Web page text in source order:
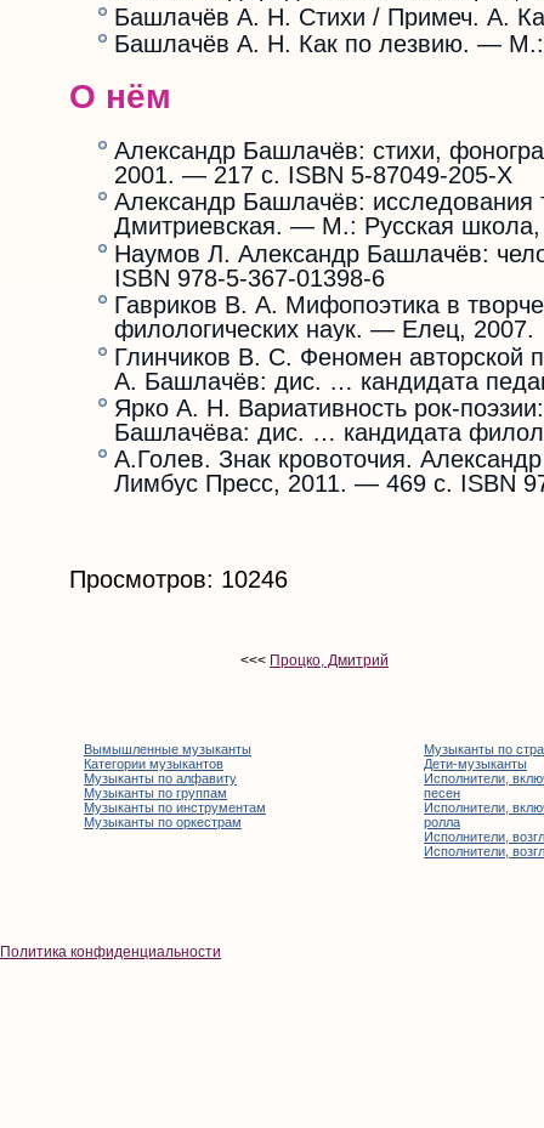
Башлачёв А. Н. Стихи / Примеч. А.
Башлачёв А. Н. Как по лезвию. —
О нём
Александр Башлачёв: стихи,
2001. — 217 с. ISBN 5-87049-205-X
Александр Башлачёв: исследования
Дмитриевская. — М.: Русская школа,
Наумов Л. Александр Башлачёв:
ISBN 978-5-367-01398-6
Гавриков В. А. Мифопоэтика в
филологических наук. — Елец, 2007.
Глинчиков В. С. Феномен авторской
А. Башлачёв: дис. … кандидата
Ярко А. Н. Вариативность рок-
Башлачёва: дис. … кандидата
А.Голев. Знак кровоточия.
Лимбус Пресс, 2011. — 469 с. ISBN
Просмотров: 10246
<<< Процко, Дмитрий
Вымышленные музыканты
Категории музыкантов
Музыканты по алфавиту
Музыканты по группам
Музыканты по инструментам
Музыканты по оркестрам
Музыканты по
Дети-музыканты
Исполнители,
песен
Исполнители,
ролла
Исполнители,
Исполнители,
Политика конфиденциальности